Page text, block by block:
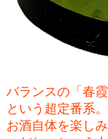
バランスの「春
という超定番系。
お酒自体を楽し